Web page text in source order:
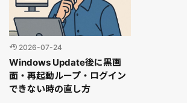
2026-07-24
Windows Update後に黒画
面・再起動ループ・ログイン
できない時の直し方